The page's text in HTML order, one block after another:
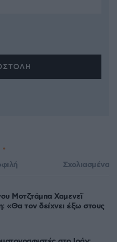
Σχολιασμένα
Μοτζτάμπα Χαμενεΐ
«Θα τον δείχνει έξω στους